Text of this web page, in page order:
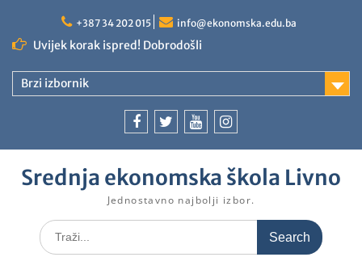
+387 34 202 015 info@ekonomska.edu.ba
Uvijek korak ispred! Dobrodošli
Brzi izbornik
Srednja ekonomska škola Livno
Jednostavno najbolji izbor.